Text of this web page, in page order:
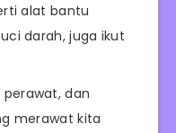
alat bantu
darah, juga ikut
perawat, dan
merawat kita